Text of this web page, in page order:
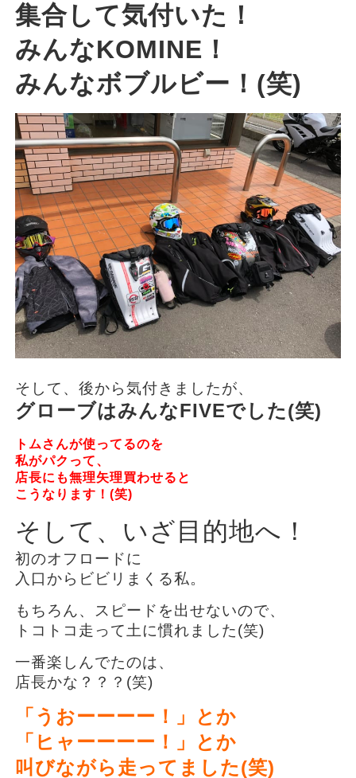
集合して気付いた！
みんなKOMINE！
みんなボブルビー！(笑)
そして、後から気付きましたが、
グローブはみんなFIVEでした(笑)
トムさんが使ってるのを
私がパクって、
店長にも無理矢理買わせると
こうなります！(笑)
そして、いざ目的地へ！
初のオフロードに
入口からビビリまくる私。
もちろん、スピードを出せないので、
トコトコ走って土に慣れました(笑)
一番楽しんでたのは、
店長かな？？？(笑)
「うおーーーー！」とか
「ヒャーーーー！」とか
叫びながら走ってました(笑)